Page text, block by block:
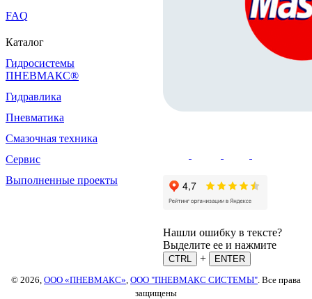
FAQ
Каталог
Гидросистемы
ПНЕВМАКС®
Гидравлика
Пневматика
Смазочная техника
Сервис
Выполненные проекты
Нашли ошибку в тексте?
Выделите ее и нажмите
CTRL +
ENTER
© 2026, ООО «ПНЕВМАКС» ООО "ПНЕВМАКС СИСТЕМЫ" . Все права
защищены